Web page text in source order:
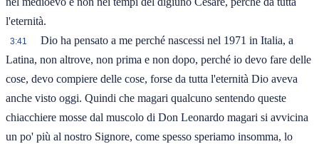
l'eternità.
3:41
Dio ha pensato a me perché nascessi nel 1971 in Italia, a
Latina, non altrove, non prima e non dopo, perché io devo fare delle
cose, devo compiere delle cose, forse da tutta l'eternità Dio aveva
anche visto oggi. Quindi che magari qualcuno sentendo queste
chiacchiere mosse dal muscolo di Don Leonardo magari si avvicina
un po' più al nostro Signore, come spesso speriamo insomma, lo